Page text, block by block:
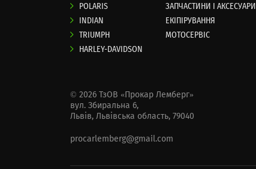
POLARIS
INDIAN
TRIUMPH
HARLEY-DAVIDSON
ЗАПЧАСТИНИ І АКСЕСУАРИ
ЕКІПІРУВАННЯ
МОТОСЕРВІС
© 2026 ТзОВ «Прокар Лемберг»
вул. Збиральна 6,
Львів, Львівська область, 79040
procarlemberg@gmail.com